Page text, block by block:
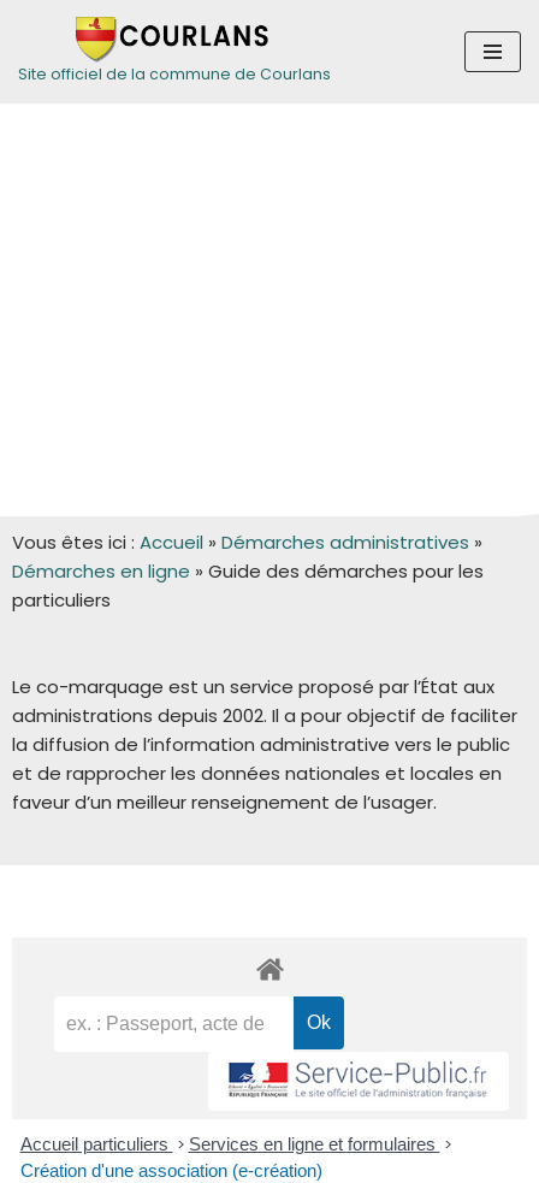
Aller
Site officiel de la commune de Courlans
Vous êtes ici : Accueil » Démarches administratives »
Démarches en ligne » Guide des démarches pour les
particuliers
Le co-marquage est un service proposé par l’État aux
administrations depuis 2002. Il a pour objectif de faciliter
la diffusion de l’information administrative vers le public
et de rapprocher les données nationales et locales en
faveur d’un meilleur renseignement de l’usager.
Accueil particuliers > Services en ligne et formulaires >
Création d'une association (e-création)